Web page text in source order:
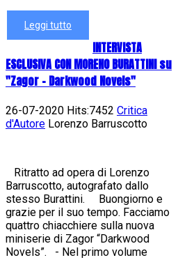
Leggi tutto
INTERVISTA
ESCLUSIVA CON MORENO BURATTINI su
"Zagor - Darkwood Novels"
26-07-2020 Hits:7452 Critica
d'Autore Lorenzo Barruscotto
Ritratto ad opera di Lorenzo
Barruscotto, autografato dallo
stesso Burattini. Buongiorno e
grazie per il suo tempo. Facciamo
quattro chiacchiere sulla nuova
miniserie di Zagor “Darkwood
Novels”. - Nel primo volume